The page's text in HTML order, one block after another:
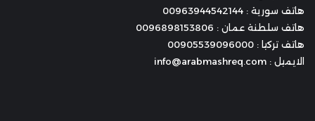
هاتف سورية : 00963944542144
هاتف سلطنة عمان : 0096898153806
هاتف تركيا : 00905539096000
الايميل : info@arabmashreq.com